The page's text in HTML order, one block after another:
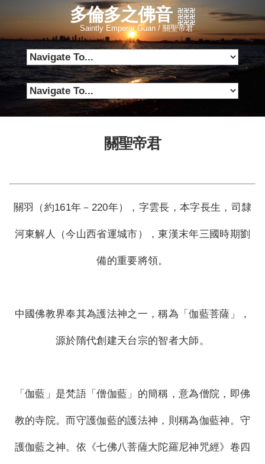
多倫多之佛音
Saintly Emperor Guan / 關聖帝君
關聖帝君
關羽（約161年－220年），字雲長，本字長生，司隸
河東解人（今山西省運城市），東漢末年三國時期劉
備的重要將領。
中國佛教界奉其為護法神之一，稱為「伽藍菩薩」，
源於隋代創建天台宗的智者大師。
「伽藍」是梵語「僧伽藍」的簡稱，意為僧院，即佛
教的寺院。而守護伽藍的護法神，則稱為伽藍神。守
護伽藍之神。依《七佛八菩薩大陀羅尼神咒經》卷四